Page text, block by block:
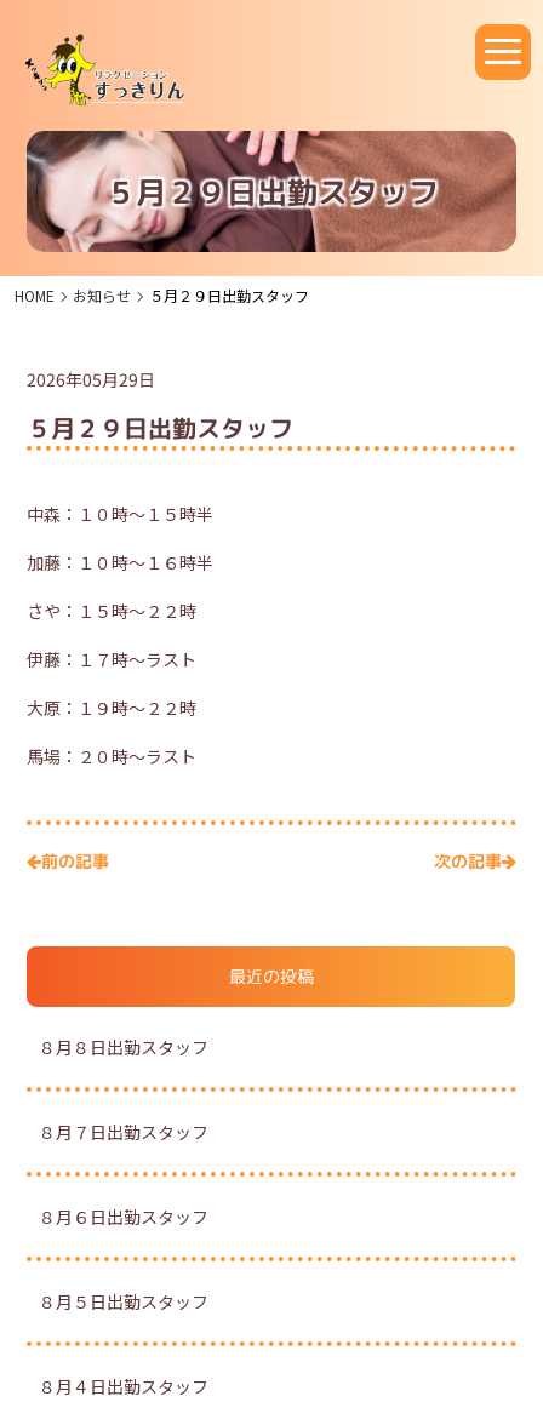
５月２９日出勤スタッフ
HOME お知らせ ５月２９日出勤スタッフ
2026年05月29日
５月２９日出勤スタッフ
中森：１０時～１５時半
加藤：１０時～１６時半
さや：１５時～２２時
伊藤：１７時～ラスト
大原：１９時～２２時
馬場：２０時～ラスト
前の記事 次の記事
最近の投稿
８月８日出勤スタッフ
８月７日出勤スタッフ
８月６日出勤スタッフ
８月５日出勤スタッフ
８月４日出勤スタッフ